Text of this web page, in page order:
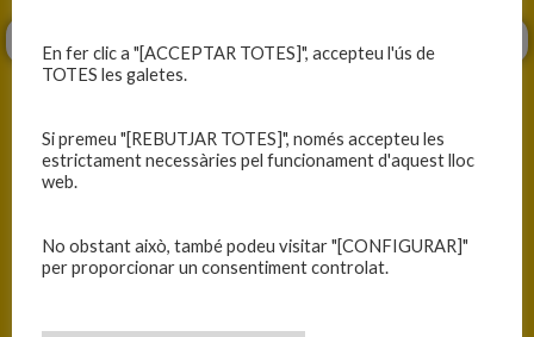
ANTERIOR
En fer clic a "[ACCEPTAR TOTES]", accepteu l'ús de
TOTES les galetes.
Si premeu "[REBUTJAR TOTES]", només accepteu les
estrictament necessàries pel funcionament d'aquest lloc
web.
No obstant això, també podeu visitar "[CONFIGURAR]"
per proporcionar un consentiment controlat.